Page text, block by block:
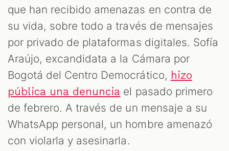
que han recibido amenazas en contra de
su vida, sobre todo a través de mensajes
por privado de plataformas digitales. Sofía
Araújo, excandidata a la Cámara por
Bogotá del Centro Democrático, hizo
pública una denuncia el pasado primero
de febrero. A través de un mensaje a su
WhatsApp personal, un hombre amenazó
con violarla y asesinarla.